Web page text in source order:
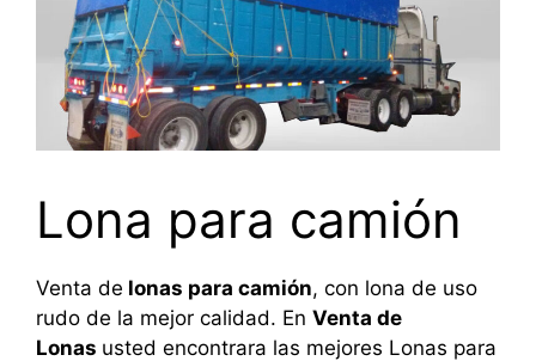
Lona para camión
Venta de lonas para camión, con lona de uso
rudo de la mejor calidad. En Venta de
Lonas usted encontrara las mejores Lonas para